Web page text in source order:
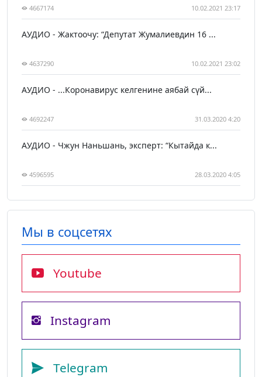
4667174 10.02.2021 23:17
АУДИО - Жактоочу: “Депутат Жумалиевдин 16 ...
4637290 10.02.2021 23:02
АУДИО - ...Коронавирус келгенине аябай сүй...
4692247 31.03.2020 4:20
АУДИО - Чжун Наньшань, эксперт: “Кытайда к...
4596595 28.03.2020 4:05
Мы в соцсетях
Youtube
Instagram
Telegram